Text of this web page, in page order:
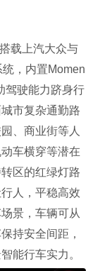
载上汽大众与
，内置Momen
驾驶能力跻身行
市复杂通勤路
、商业街等人
车横穿等潜在
区的红绿灯路
人，平稳高效
景，车辆可从
持安全间距，
能行车实力。